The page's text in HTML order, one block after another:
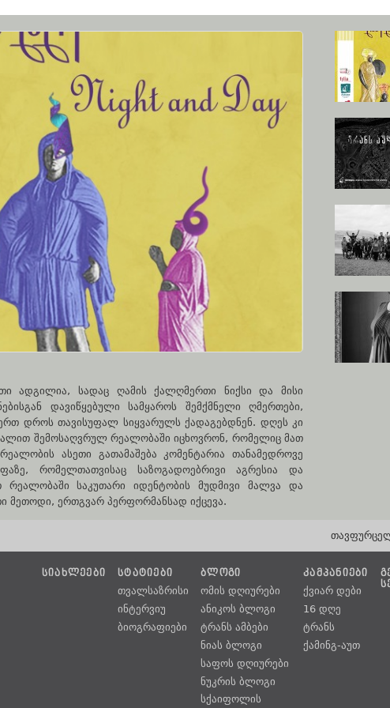
ადგილია, სადაც ღამის ქალღმერთი ნიქსი და მისი
დავიწყებული სამყაროს შემქმნელი ღმერთები,
დროს თავისუფალ სიყვარულს ქადაგებდნენ. დღეს კი
შემოსაღვრულ რეალობაში იცხოვრონ, რომელიც მათ
ასეთი გათამაშება კომენტარია თანამედროვე
რომელთათვისაც საზოგადოებრივი აგრესია და
საკუთარი იდენტობის მუდმივი მალვა და
მეთოდი, ერთგვარ პერფორმანსად იქცევა.
ᲡᲘᲐᲮᲚᲔᲔᲑᲘ ᲡᲢᲐᲢᲘᲔᲑᲘ
თვალსაზრისი
ინტერვიუ
ბიოგრაფიები
ᲑᲚᲝᲒᲘ
ომის დღიურები
ანიკოს ბლოგი
ტრანს ამბები
ნიას ბლოგი
საფოს დღიურები
ნუკრის ბლოგი
სქაიფოლის
ᲙᲐᲛᲞᲐᲜᲘᲔᲑᲘ
ქვიარ დები
16 დღე
ტრანს
ქამინგ-აუთ